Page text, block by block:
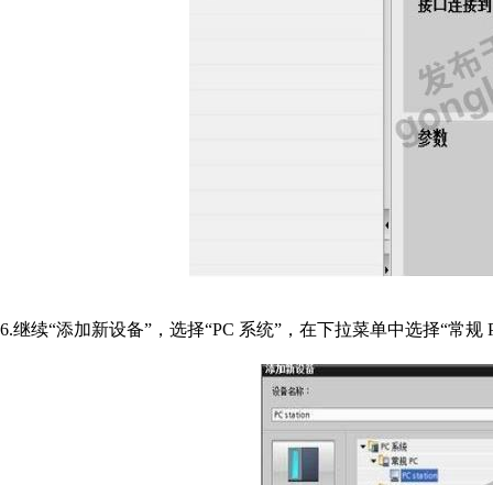
6.继续“添加新设备”，选择“PC 系统”，在下拉菜单中选择“常规